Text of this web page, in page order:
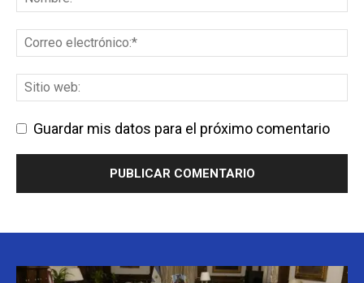
Guardar mis datos para el próximo comentario